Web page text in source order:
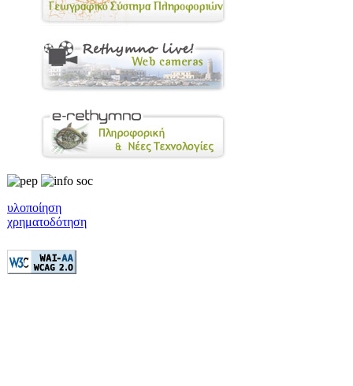
υλοποίηση
χρηματοδότηση